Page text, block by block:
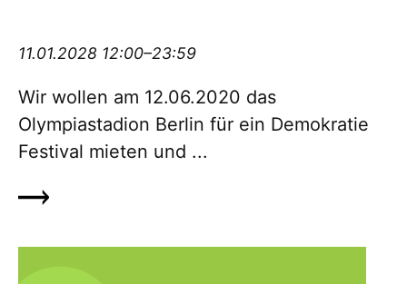
11.01.2028 12:00–23:59
Wir wollen am 12.06.2020 das
Olympiastadion Berlin für ein De­mo­kratie
Festival mieten und ...